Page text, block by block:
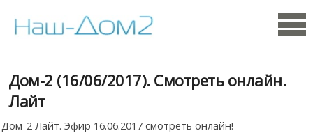
Дом-2 (16/06/2017). Смотреть онлайн.
Лайт
Дом-2 Лайт. Эфир 16.06.2017 смотреть онлайн!